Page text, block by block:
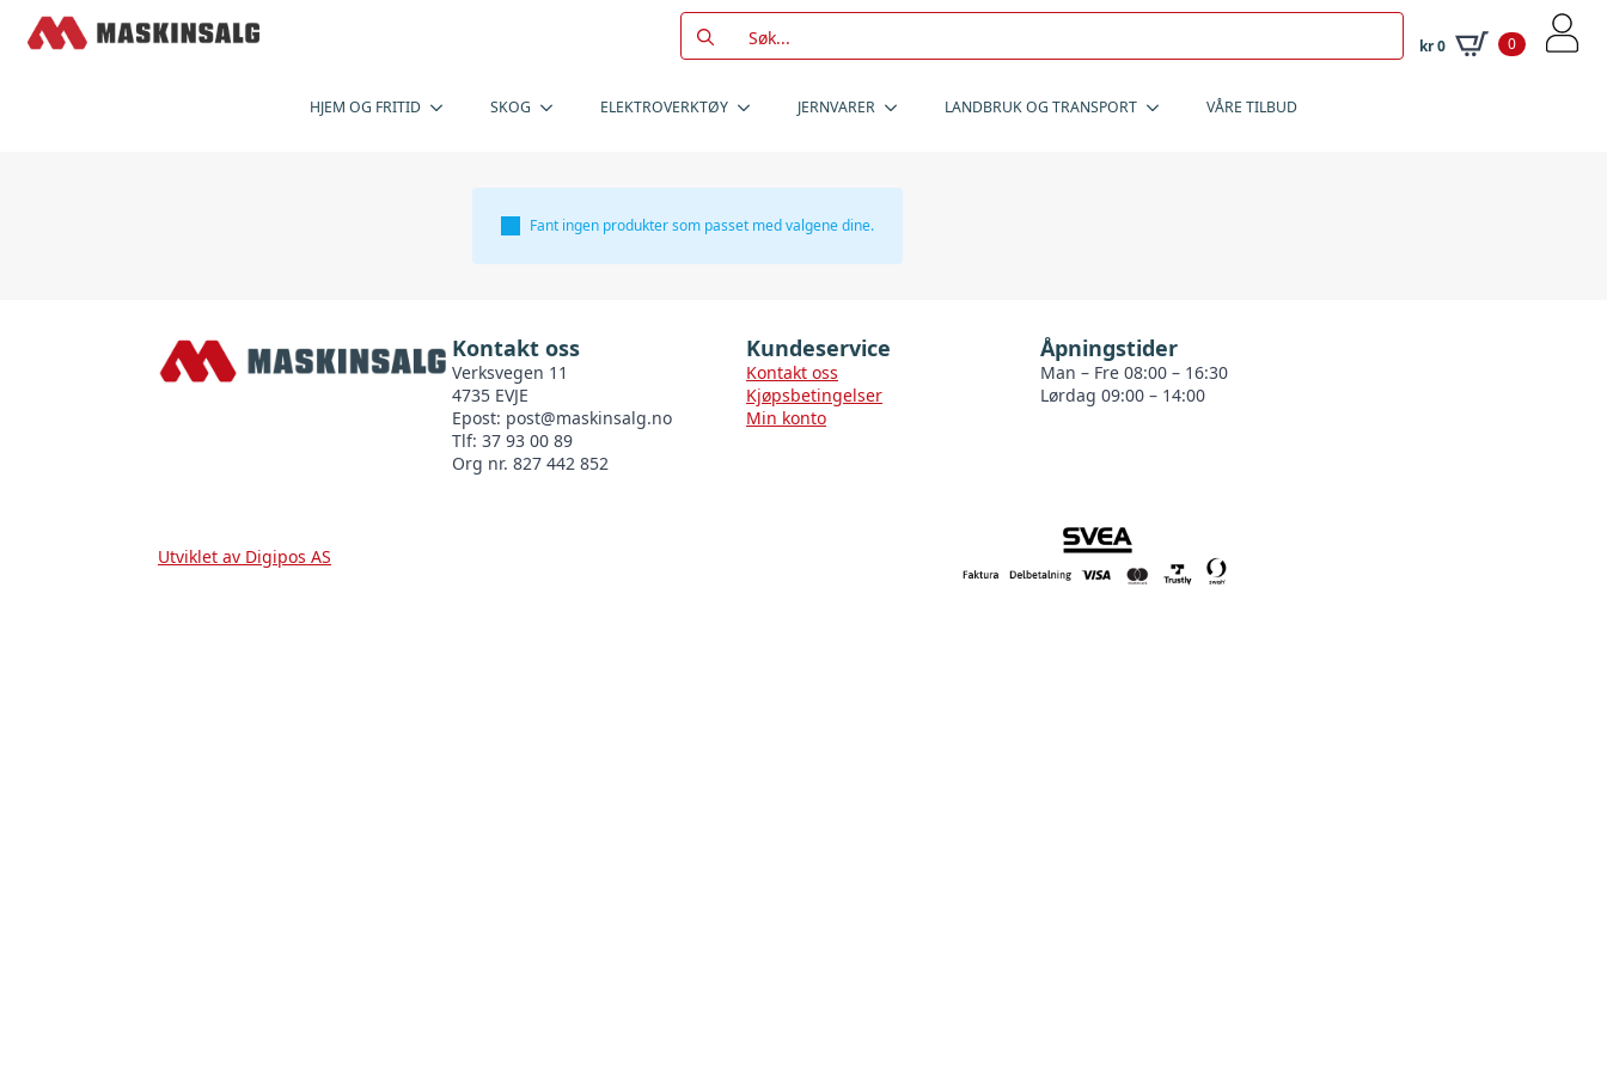
Search
for:
kr0 0
HJEM OG FRITID SKOG ELEKTROVERKTØY JERNVARER LANDBRUK OG TRANSPORT VÅRE TILBUD
Fant ingen produkter som passet med valgene dine.
Kontakt oss
Verksvegen 11
4735 EVJE
Epost: post@maskinsalg.no
Tlf: 37 93 00 89
Org nr. 827 442 852
Kundeservice
Kontakt oss
Kjøpsbetingelser
Min konto
Åpningstider
Man – Fre 08:00 – 16:30
Lørdag 09:00 – 14:00
Utviklet av Digipos AS